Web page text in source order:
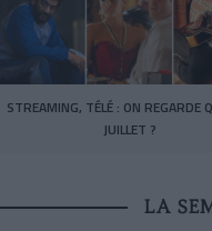
STREAMING, TÉLÉ : ON REGARDE
JUILLET ?
LA